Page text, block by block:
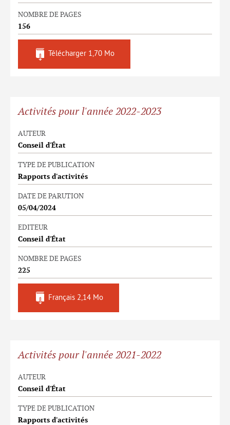
NOMBRE DE PAGES
156
Télécharger 1,70 Mo
Activités pour l'année 2022-2023
AUTEUR
Conseil d'État
TYPE DE PUBLICATION
Rapports d'activités
DATE DE PARUTION
05/04/2024
EDITEUR
Conseil d'État
NOMBRE DE PAGES
225
Français 2,14 Mo
Activités pour l'année 2021-2022
AUTEUR
Conseil d'État
TYPE DE PUBLICATION
Rapports d'activités